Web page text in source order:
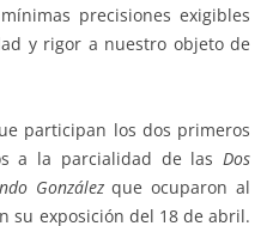
precisiones exigibles
y rigor a nuestro objeto de
participan los dos primeros
a la parcialidad de las Dos
Gonzálezque ocuparon al
su exposición del 18 de abril.